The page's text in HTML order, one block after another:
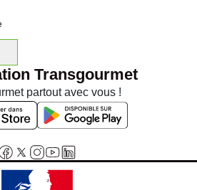
Transgourmet
partout avec vous !